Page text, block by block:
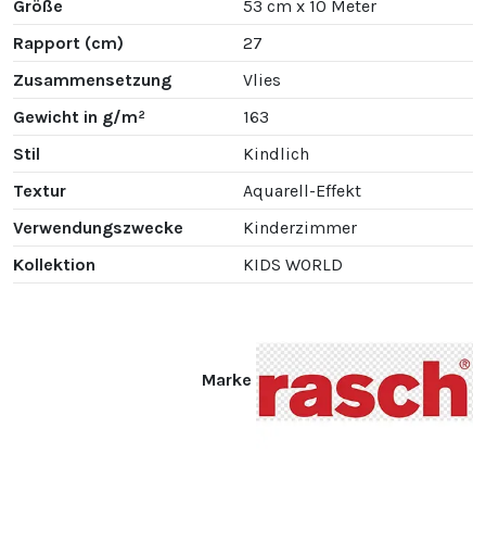
Größe
53 cm x 10 Meter
Rapport (cm)
27
Zusammensetzung
Vlies
Gewicht in g/m²
163
Stil
Kindlich
Textur
Aquarell-Effekt
Verwendungszwecke
Kinderzimmer
Kollektion
KIDS WORLD
Marke